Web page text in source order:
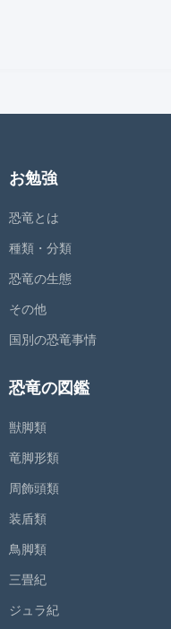
お勉強
恐竜とは
種類・分類
恐竜の生態
その他
国別の恐竜事情
恐竜の図鑑
獣脚類
竜脚形類
周飾頭類
装盾類
鳥脚類
三畳紀
ジュラ紀